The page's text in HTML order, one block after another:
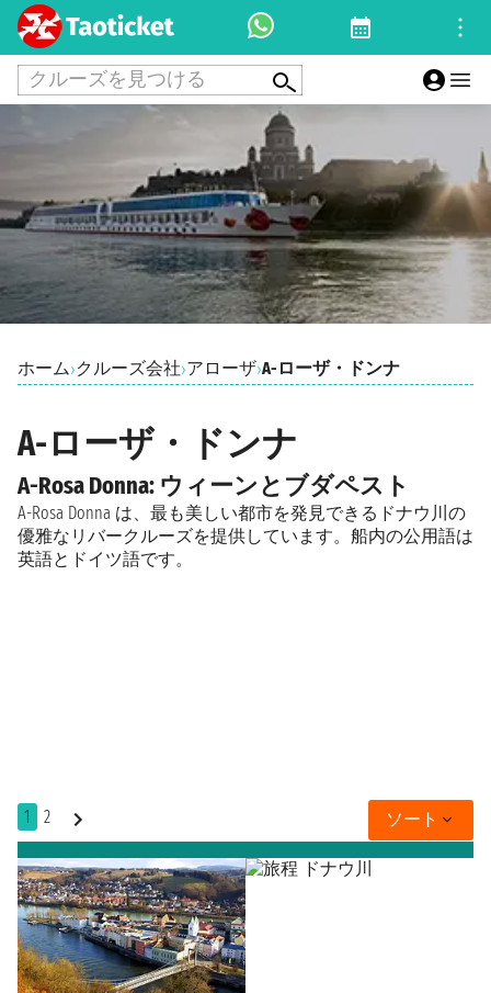
クルーズを見つける
ホーム›クルーズ会社›アローザ›A-ローザ・ドンナ
A-ローザ・ドンナ
A-Rosa Donna: ウィーンとブダペスト
A-Rosa Donna は、最も美しい都市を発見できるドナウ川の
優雅なリバークルーズを提供しています。船内の公用語は
英語とドイツ語です。
1 2 ソート